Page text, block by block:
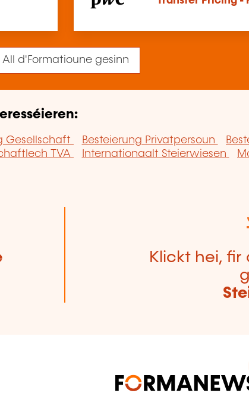
All d'Formatioune gesinn
Gesellschaft Besteierung Privatpersoun
TVA Internationaalt Steierwiesen
Klickt hei,